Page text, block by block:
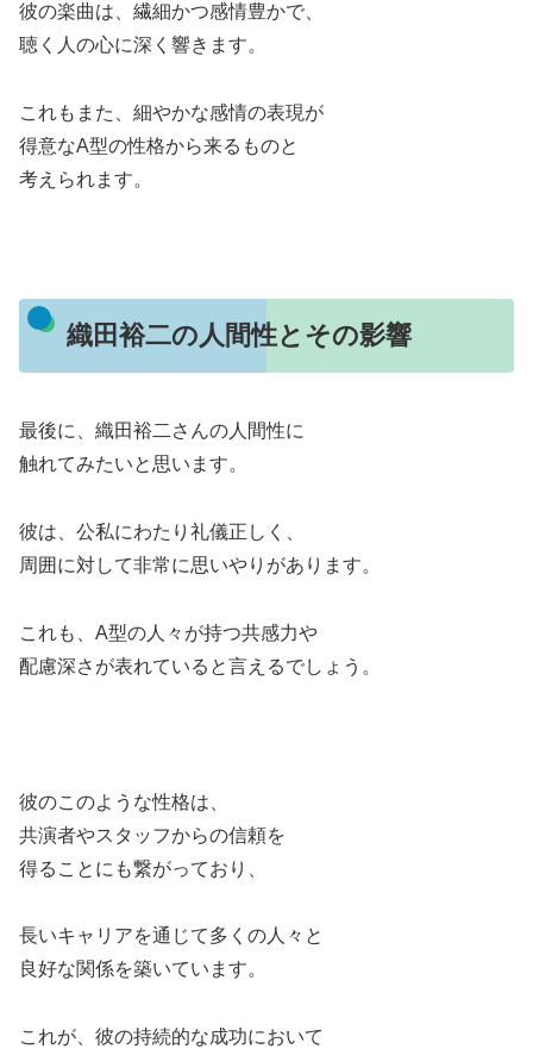
彼の楽曲は、繊細かつ感情豊かで、
聴く人の心に深く響きます。
これもまた、細やかな感情の表現が
得意なA型の性格から来るものと
考えられます。
織田裕二の人間性とその影響
最後に、織田裕二さんの人間性に
触れてみたいと思います。
彼は、公私にわたり礼儀正しく、
周囲に対して非常に思いやりがあります。
これも、A型の人々が持つ共感力や
配慮深さが表れていると言えるでしょう。
彼のこのような性格は、
共演者やスタッフからの信頼を
得ることにも繋がっており、
長いキャリアを通じて多くの人々と
良好な関係を築いています。
これが、彼の持続的な成功において